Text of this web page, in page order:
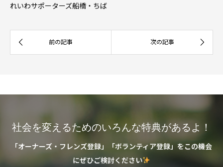
れいわサポーターズ船橋・ちば
社会を変えるためのいろんな特典があるよ！
「オーナーズ・フレンズ登録」「ボランティア登録」をこの機会
にぜひご検討ください